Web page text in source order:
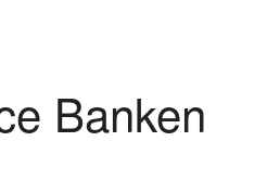
Banken